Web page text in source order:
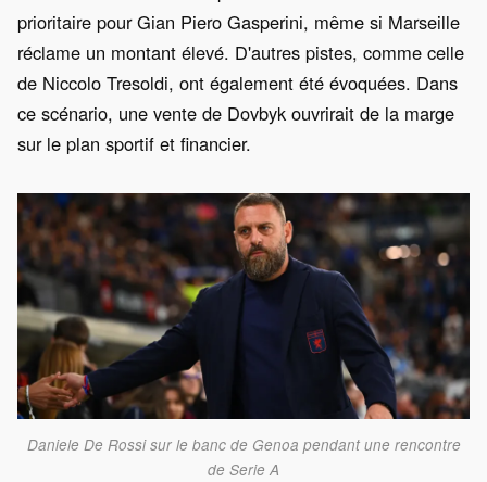
prioritaire pour Gian Piero Gasperini, même si Marseille
réclame un montant élevé. D'autres pistes, comme celle
de Niccolo Tresoldi, ont également été évoquées. Dans
ce scénario, une vente de Dovbyk ouvrirait de la marge
sur le plan sportif et financier.
Daniele De Rossi sur le banc de Genoa pendant une rencontre
de Serie A